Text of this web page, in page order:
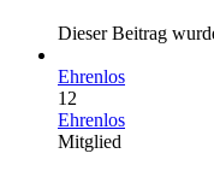
Dieser Beitrag
Ehrenlos
12
Ehrenlos
Mitglied